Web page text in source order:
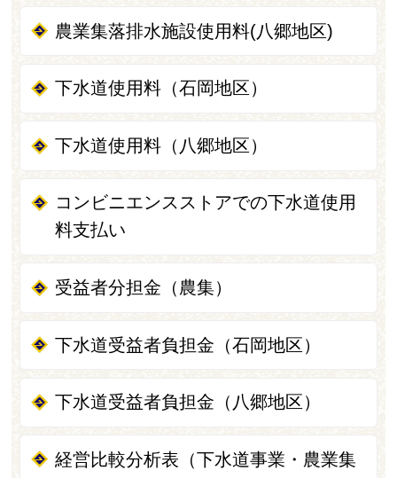
農業集落排水施設使用料(八郷地区)
下水道使用料（石岡地区）
下水道使用料（八郷地区）
コンビニエンスストアでの下水道使用
料支払い
受益者分担金（農集）
下水道受益者負担金（石岡地区）
下水道受益者負担金（八郷地区）
経営比較分析表（下水道事業・農業集